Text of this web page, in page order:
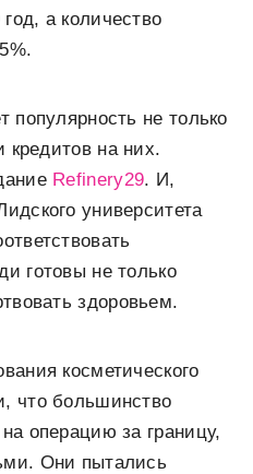
а количество
популярность не только
кредитов на них.
Refinery29. И,
университета
готовы не только
здоровьем.
косметического
что большинство
операцию за границу,
Они пытались